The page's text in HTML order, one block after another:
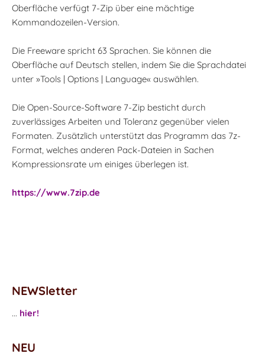
Oberfläche verfügt 7-Zip über eine mächtige
Kommandozeilen-Version.
Die Freeware spricht 63 Sprachen. Sie können die
Oberfläche auf Deutsch stellen, indem Sie die Sprachdatei
unter »Tools | Options | Language« auswählen.
Die Open-Source-Software 7-Zip besticht durch
zuverlässiges Arbeiten und Toleranz gegenüber vielen
Formaten. Zusätzlich unterstützt das Programm das 7z-
Format, welches anderen Pack-Dateien in Sachen
Kompressionsrate um einiges überlegen ist.
https://www.7zip.de
NEWSletter
... hier!
NEU